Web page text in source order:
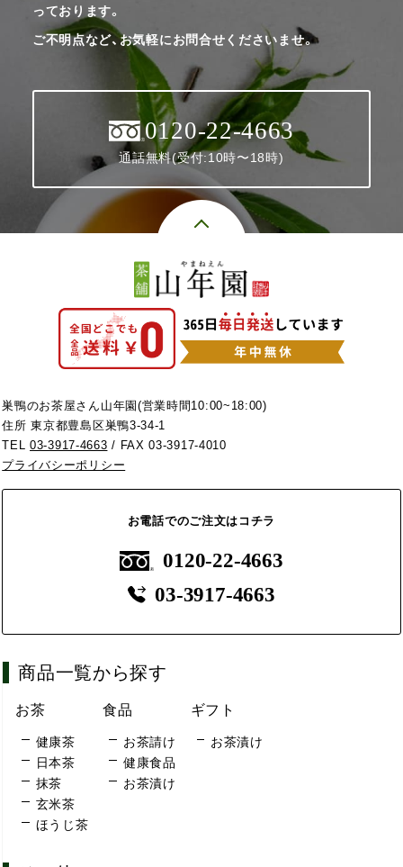
っております。
ご不明点など、お気軽にお問合せくださいませ。
0120-22-4663
通話無料(受付:10時〜18時)
巣鴨のお茶屋さん山年園(営業時間10:00~18:00)
住所 東京都豊島区巣鴨3-34-1
TEL03-3917-4663 / FAX 03-3917-4010
プライバシーポリシー
お電話でのご注文はコチラ
0120-22-4663
03-3917-4663
商品一覧から探す
お茶
健康茶
日本茶
抹茶
玄米茶
ほうじ茶
食品
お茶請け
健康食品
お茶漬け
ギフト
お茶漬け